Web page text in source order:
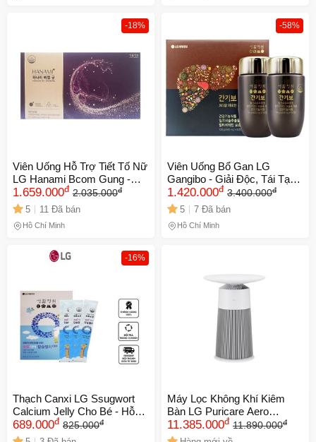
-18%
Viên Uống Hỗ Trợ Tiết Tố Nữ
LG Hanami Bcom Gung -
Làm Đẹp Da & Cân Bằng Nội
Tiết Tố - Hộp 3 Lọ 84 Viên
Hàn Quốc
1.659.000đ 2.035.000đ
5 11 Đã bán
Hồ Chí Minh
-58%
Viên Uống Bổ Gan LG
Gangibo - Giải Độc, Tái Tạo
Tế Bào, Tăng Cường Chức
Năng Gan Chất Lượng Cao -
Hỗ Trợ Sức Khỏe 365 Ngày
1.420.000đ 3.400.000đ
5 7 Đã bán
Hồ Chí Minh
-16%
Thạch Canxi LG Ssugwort
Calcium Jelly Cho Bé - Hỗ
Trợ Phát Triển Chiều Cao &
Xương - Hương Vị Việt Quất
689.000đ 825.000đ
Máy Lọc Không Khí Kiêm
Bàn LG Puricare Aero
Furniture AS062PWHAR -
Lọc 99.999% Bụi Mịn, Khử
11.385.000đ 11.890.000đ